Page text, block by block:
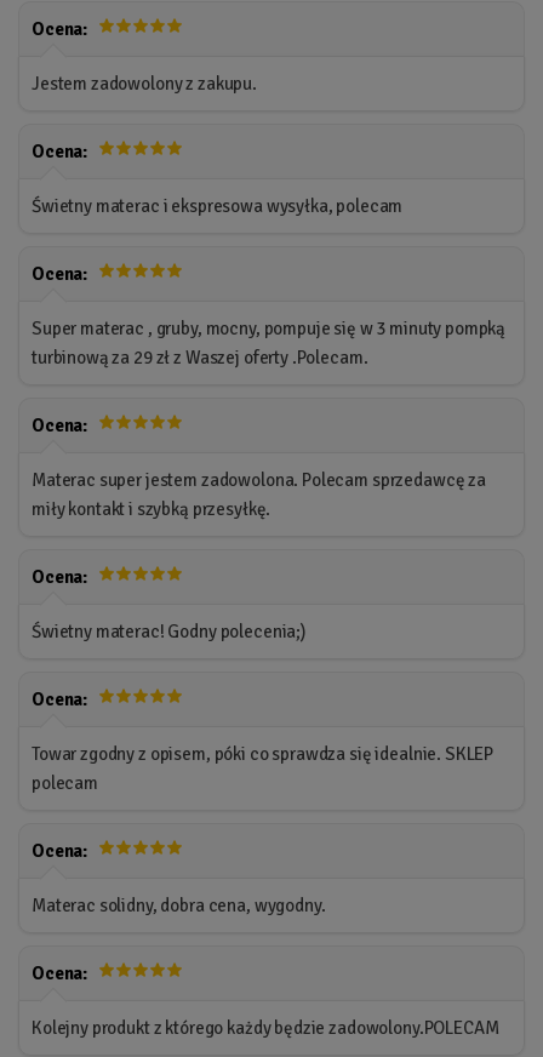
Ocena:
Jestem zadowolony z zakupu.
Ocena:
Świetny materac i ekspresowa wysyłka, polecam
Ocena:
Super materac , gruby, mocny, pompuje się w 3 minuty pompką
turbinową za 29 zł z Waszej oferty .Polecam.
Ocena:
Materac super jestem zadowolona. Polecam sprzedawcę za
miły kontakt i szybką przesyłkę.
Ocena:
Świetny materac! Godny polecenia;)
Ocena:
Towar zgodny z opisem, póki co sprawdza się idealnie. SKLEP
polecam
Ocena:
Materac solidny, dobra cena, wygodny.
Ocena:
Kolejny produkt z którego każdy będzie zadowolony.POLECAM